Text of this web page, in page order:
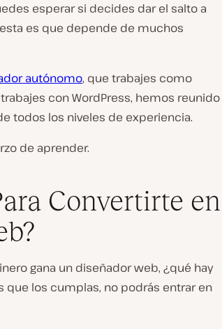
esperar si decides dar el salto a
es que depende de muchos
autónomo, que trabajes como
con WordPress, hemos reunido
todos los niveles de experiencia.
de aprender.
Convertirte en
gana un diseñador web, ¿qué hay
que los cumplas, no podrás entrar en